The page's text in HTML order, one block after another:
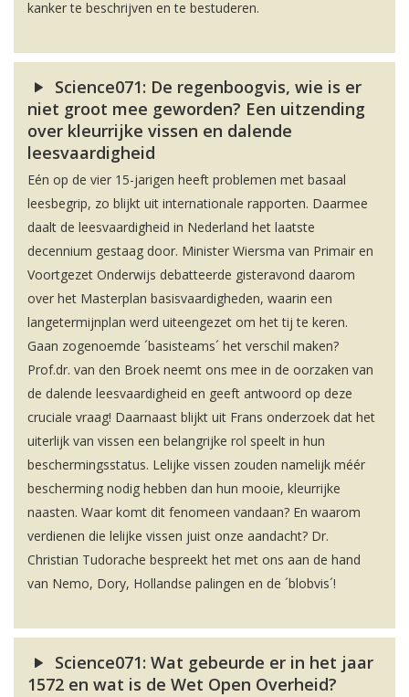
kanker te beschrijven en te bestuderen.
Science071: De regenboogvis, wie is er
niet groot mee geworden? Een uitzending
over kleurrijke vissen en dalende
leesvaardigheid
Eén op de vier 15-jarigen heeft problemen met basaal
leesbegrip, zo blijkt uit internationale rapporten. Daarmee
daalt de leesvaardigheid in Nederland het laatste
decennium gestaag door. Minister Wiersma van Primair en
Voortgezet Onderwijs debatteerde gisteravond daarom
over het Masterplan basisvaardigheden, waarin een
langetermijnplan werd uiteengezet om het tij te keren.
Gaan zogenoemde ´basisteams´ het verschil maken?
Prof.dr. van den Broek neemt ons mee in de oorzaken van
de dalende leesvaardigheid en geeft antwoord op deze
cruciale vraag! Daarnaast blijkt uit Frans onderzoek dat het
uiterlijk van vissen een belangrijke rol speelt in hun
beschermingsstatus. Lelijke vissen zouden namelijk méér
bescherming nodig hebben dan hun mooie, kleurrijke
naasten. Waar komt dit fenomeen vandaan? En waarom
verdienen die lelijke vissen juist onze aandacht? Dr.
Christian Tudorache bespreekt het met ons aan de hand
van Nemo, Dory, Hollandse palingen en de ´blobvis´!
Science071: Wat gebeurde er in het jaar
1572 en wat is de Wet Open Overheid?